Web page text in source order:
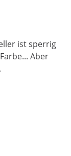
ist sperrig
Aber